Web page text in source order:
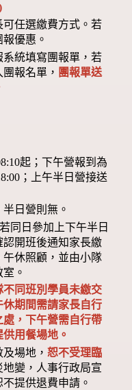
任選繳費方式。若
優惠。
統填寫團報單，若
報名單， 團報單送
起；下午營報到為
；上午半日營接送
日營則無。
同日參加上下午半日
開班後通知家長繳
休照顧，並由小隊
。
同班別學員未繳交
期間需請家長自行
，下午營需自行帶
用餐場地。
及場地，恕不受理臨
變，人事行政局宣
提供退費申請。